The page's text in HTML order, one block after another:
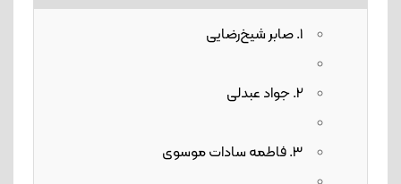
1. صابر شیخ‌رضایی
2. جواد عبدلی
3. فاطمه سادات موسوی